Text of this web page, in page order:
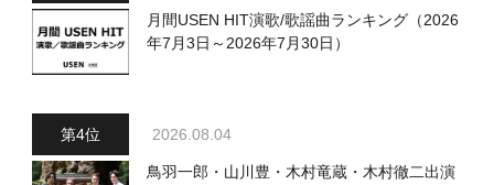
月間USEN HIT演歌/歌謡曲ランキング（2026
年7月3日～2026年7月30日）
2026.08.04
鳥羽一郎・山川豊・木村竜蔵・木村徹二出演